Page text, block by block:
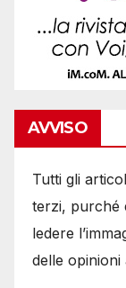
AVVISO
Tutti gli
terzi, purché
ledere
delle opinioni